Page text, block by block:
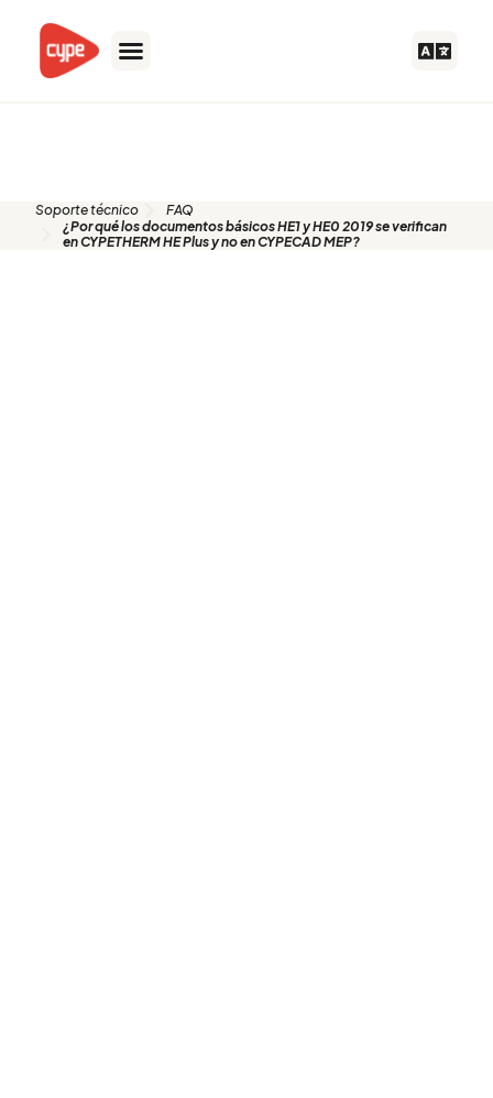
contenido
Soporte técnico
FAQ
¿Por qué los documentos básicos HE1 y HE0 2019 se verifican
en CYPETHERM HE Plus y no en CYPECAD MEP?